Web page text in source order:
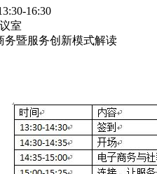
16:30
室
务暨服务创新模式解读